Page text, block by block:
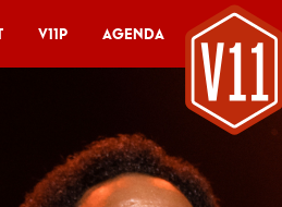
V11P Agenda